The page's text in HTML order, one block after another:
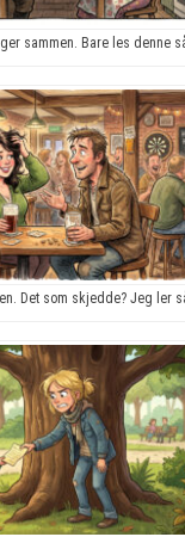
sammen. Bare les denne
Det som skjedde? Jeg ler